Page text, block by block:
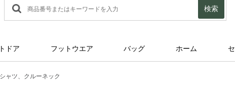
検索
ドア フットウエア バッグ ホーム
ャツ、クルーネック